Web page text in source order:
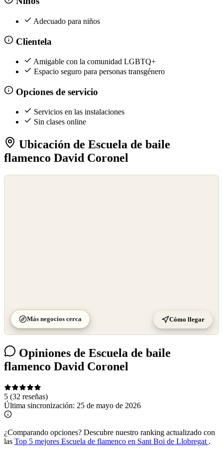
Adecuado para niños
Clientela
Amigable con la comunidad LGBTQ+
Espacio seguro para personas transgénero
Opciones de servicio
Servicios en las instalaciones
Sin clases online
Ubicación de Escuela de baile
flamenco David Coronel
Más negocios cerca Cómo llegar
Opiniones de Escuela de baile
flamenco David Coronel
5 (32 reseñas)
Última sincronización: 25 de mayo de 2026
¿Comparando opciones? Descubre nuestro ranking actualizado con
las Top 5 mejores Escuela de flamenco en Sant Boi de Llobregat .